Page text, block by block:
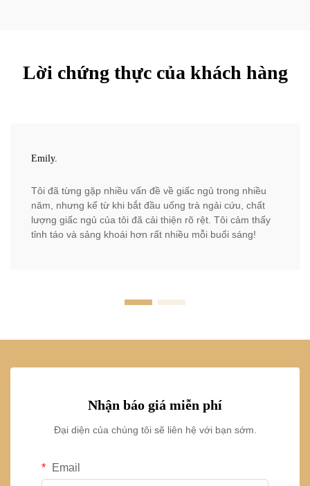
Lời chứng thực của khách hàng
Emily.
Tôi đã từng gặp nhiều vấn đề về giấc ngủ trong nhiều
năm, nhưng kể từ khi bắt đầu uống trà ngải cứu, chất
lượng giấc ngủ của tôi đã cải thiện rõ rệt. Tôi cảm thấy
tỉnh táo và sảng khoái hơn rất nhiều mỗi buổi sáng!
Nhận báo giá miễn phí
Đại diện của chúng tôi sẽ liên hệ với bạn sớm.
Email